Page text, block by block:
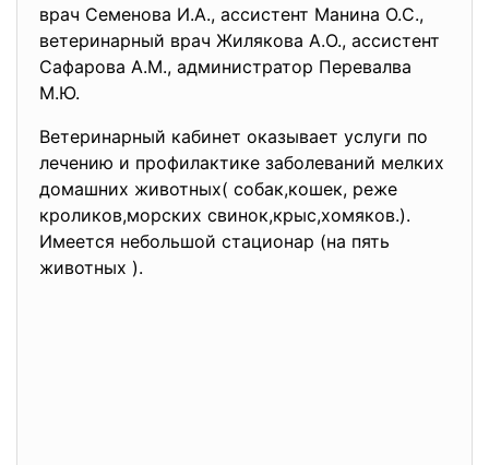
врач Семенова И.А., ассистент Манина О.С.,
ветеринарный врач Жилякова А.О., ассистент
Сафарова А.М., администратор Перевалва
М.Ю.
Ветеринарный кабинет оказывает услуги по
лечению и профилактике заболеваний мелких
домашних животных( собак,кошек, реже
кроликов,морских свинок,крыс,хомяков.).
Имеется небольшой стационар (на пять
животных ).